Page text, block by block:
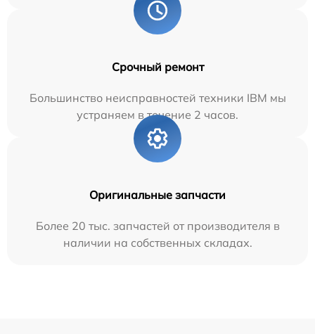
Срочный ремонт
Большинство неисправностей техники IBM мы
устраняем в течение 2 часов.
Оригинальные запчасти
Более 20 тыс. запчастей от производителя в
наличии на собственных складах.